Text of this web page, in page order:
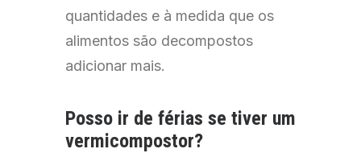
quantidades e à medida que os
alimentos são decompostos
adicionar mais.
Possoir de férias se tiver um
vermicompostor?